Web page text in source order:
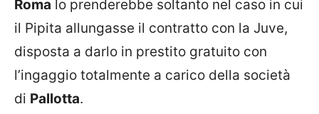
Roma lo prenderebbe soltanto nel caso in cui
il Pipita allungasse il contratto con la Juve,
disposta a darlo in prestito gratuito con
l’ingaggio totalmente a carico della società
di Pallotta.